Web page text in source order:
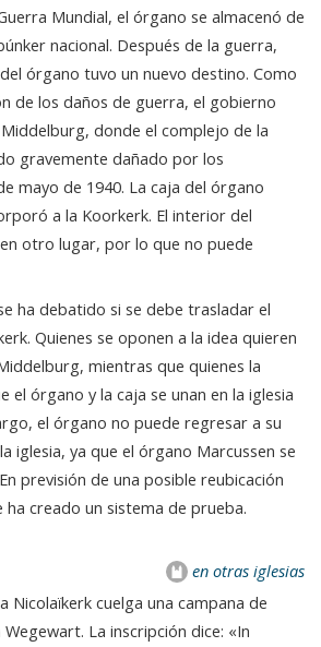
Mundial, el órgano se almacenó de
nacional. Después de la guerra,
órgano tuvo un nuevo destino. Como
de los daños de guerra, el gobierno
donde el complejo de la
gravemente dañado por los
mayo de 1940. La caja del órgano
a la Koorkerk. El interior del
otro lugar, por lo que no puede
ha debatido si se debe trasladar el
Quienes se oponen a la idea quieren
mientras que quienes la
el órgano y la caja se unan en la iglesia
el órgano no puede regresar a su
iglesia, ya que el órgano Marcussen se
previsión de una posible reubicación
ha creado un sistema de prueba.
en otras iglesias
Nicolaïkerk cuelga una campana de
La inscripción dice: «In